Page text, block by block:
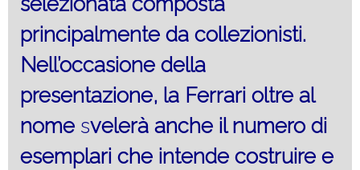
principalmente da collezionisti.
Nell’occasione della
presentazione, la Ferrari oltre al
nome svelerà anche il numero di
esemplari che intende costruire e